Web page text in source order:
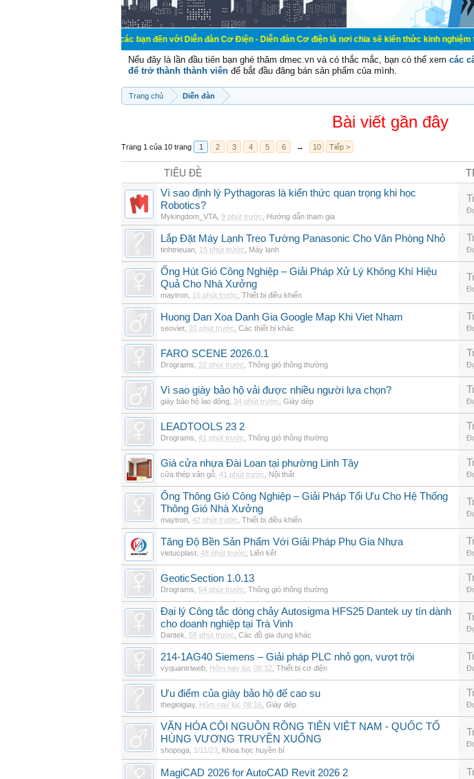
Chào mừng các bạn đến với Diễn đàn Cơ Điện - Diễn đàn Cơ điện là nơi chia sẽ kiến thức kinh nghiệm trong
Nếu đây là lần đầu tiên bạn ghé thăm dmec.vn và có thắc mắc, bạn có thể xem các
để trở thành thành viên để bắt đầu đăng bán sản phẩm của mình.
Trang chủ Diễn đàn
Bài viết gần đây
Trang 1 của 10 trang 1 2 3 4 5 6 → 10 Tiếp >
TIÊU ĐỀ
Vì sao định lý Pythagoras là kiến thức quan trọng khi học
Robotics?
Mykingdom_VTA 9 phút trước Hướng dẫn tham gia
Lắp Đặt Máy Lạnh Treo Tường Panasonic Cho Văn Phòng Nhỏ
tinhtrieuan 15 phút trước Máy lạnh
Ống Hút Gió Công Nghiệp – Giải Pháp Xử Lý Không Khí Hiệu
Quả Cho Nhà Xưởng
maytron 16 phút trước Thiết bị điều khiển
Huong Dan Xoa Danh Gia Google Map Khi Viet Nham
seoviet 20 phút trước Các thiết bị khác
FARO SCENE 2026.0.1
Drograms 22 phút trước Thông gió thông thường
Vì sao giày bảo hộ vải được nhiều người lựa chọn?
giày bảo hộ lao động 34 phút trước Giày dép
LEADTOOLS 23 2
Drograms 41 phút trước Thông gió thông thường
Giá cửa nhựa Đài Loan tại phường Linh Tây
cửa thép vân gỗ 41 phút trước Nội thất
Ống Thông Gió Công Nghiệp – Giải Pháp Tối Ưu Cho Hệ Thống
Thông Gió Nhà Xưởng
maytron 42 phút trước Thiết bị điều khiển
Tăng Độ Bền Sản Phẩm Với Giải Pháp Phụ Gia Nhựa
vietucplast 48 phút trước Liên kết
GeoticSection 1.0.13
Drograms 54 phút trước Thông gió thông thường
Đại lý Công tắc dòng chảy Autosigma HFS25 Dantek uy tín dành
cho doanh nghiệp tại Trà Vinh
Dantek 58 phút trước Các đồ gia dụng khác
214-1AG40 Siemens – Giải pháp PLC nhỏ gọn, vượt trội
vyquantriweb Hôm nay lúc 08:32 Thiết bị cơ điện
Ưu điểm của giày bảo hộ đế cao su
thegioigiay, Hôm nay lúc 08:16 Giày dép
VĂN HÓA CỘI NGUỒN RỒNG TIÊN VIỆT NAM - QUỐC TỔ
HÙNG VƯƠNG TRUYỀN XUỐNG
shopoga 1/11/23 Khoa học huyền bí
MagiCAD 2026 for AutoCAD Revit 2026 2